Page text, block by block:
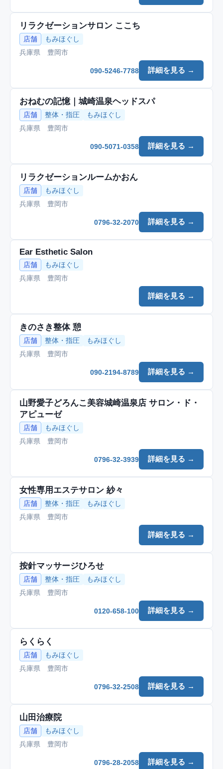
リラクゼーションサロン ここち
店舗
もみほぐし
兵庫県 豊岡市
詳細を見る →
090-5246-7788
おねむの記憶｜城崎温泉ヘッドスパ
店舗 整体・指圧
もみほぐし
兵庫県 豊岡市
詳細を見る →
090-5071-0358
リラクゼーションルームかおん
店舗
もみほぐし
兵庫県 豊岡市
詳細を見る →
0796-32-2070
Ear Esthetic Salon
店舗
もみほぐし
兵庫県 豊岡市
詳細を見る →
きのさき整体 憩
店舗 整体・指圧
もみほぐし
兵庫県 豊岡市
詳細を見る →
090-2194-8789
山野愛子どろんこ美容城崎温泉店 サロン・ド・
アピューゼ
店舗
もみほぐし
兵庫県 豊岡市
詳細を見る →
0796-32-3939
女性専用エステサロン 紗々
店舗 整体・指圧
もみほぐし
兵庫県 豊岡市
詳細を見る →
按針マッサージひろせ
店舗 整体・指圧
もみほぐし
兵庫県 豊岡市
詳細を見る →
0120-658-100
らくらく
店舗
もみほぐし
兵庫県 豊岡市
詳細を見る →
0796-32-2508
山田治療院
店舗
もみほぐし
兵庫県 豊岡市
詳細を見る →
0796-28-2058